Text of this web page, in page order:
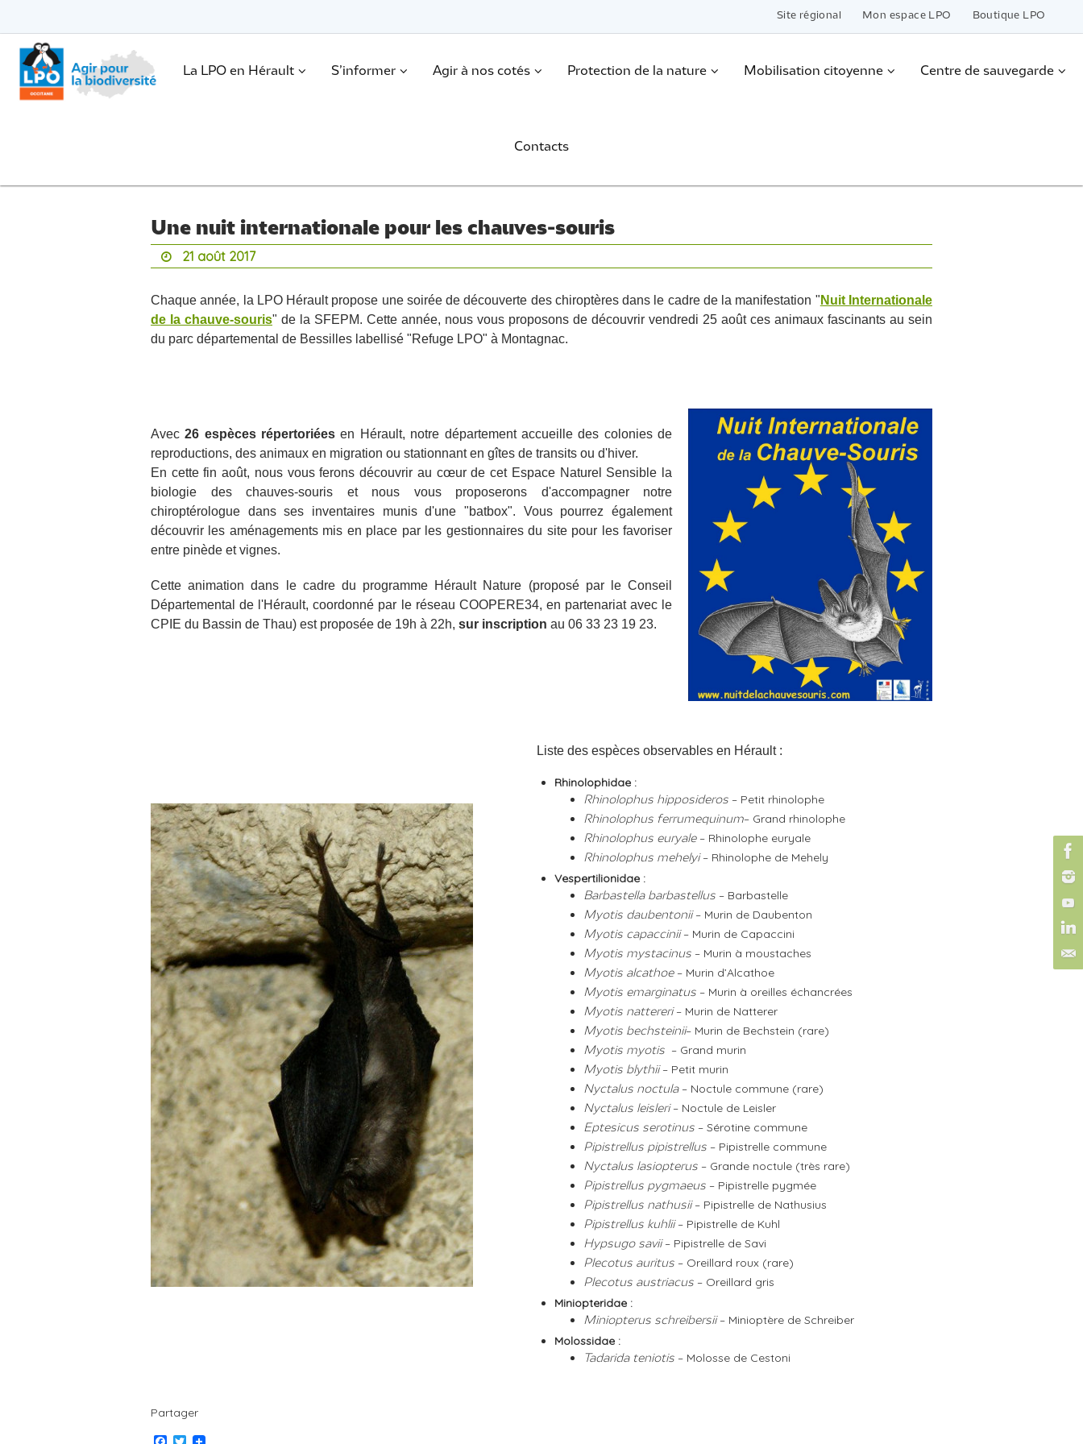
le
contenu
Site régional Mon espace LPO Boutique LPO
Passer
contenu
. La LPO en Hérault S’informer Agir à nos cotés Protection de la nature Mobilisation citoyenne Centre de sauvegarde
Contacts
Une nuit internationale pour les chauves-souris
21 août 2017
Chaque année, la LPO Hérault propose une soirée de découverte des chiroptères dans le cadre de la manifestation " Nuit Internationale
de la chauve-souris" de la SFEPM. Cette année, nous vous proposons de découvrir vendredi 25 août ces animaux fascinants au sein
du parc départemental de Bessilles labellisé "Refuge LPO" à Montagnac.
Avec26 espèces répertoriées en Hérault, notre département accueille des colonies de
reproductions, des animaux en migration ou stationnant en gîtes de transits ou d'hiver.
En cette fin août, nous vous ferons découvrir au cœur de cet Espace Naturel Sensible la
biologie des chauves-souris et nous vous proposerons d'accompagner notre
chiroptérologue dans ses inventaires munis d'une "batbox". Vous pourrez également
découvrir les aménagements mis en place par les gestionnaires du site pour les favoriser
entre pinède et vignes.
Cette animation dans le cadre du programme Hérault Nature (proposé par le Conseil
Départemental de l'Hérault, coordonné par le réseau COOPERE34, en partenariat avec le
CPIE du Bassin de Thau) est proposée de 19h à 22h, sur inscription au 06 33 23 19 23.
Liste des espèces observables en Hérault :
Rhinolophidae :
Rhinolophus hipposideros – Petit rhinolophe
Rhinolophus ferrumequinum– Grand rhinolophe
Rhinolophus euryale – Rhinolophe euryale
Rhinolophus mehelyi – Rhinolophe de Mehely
Vespertilionidae :
Barbastella barbastellus – Barbastelle
Myotis daubentonii – Murin de Daubenton
Myotis capaccinii – Murin de Capaccini
Myotis mystacinus – Murin à moustaches
Myotis alcathoe– Murin d’Alcathoe
Myotis emarginatus – Murin à oreilles échancrées
Myotis nattereri – Murin de Natterer
Myotis bechsteinii– Murin de Bechstein (rare)
Myotis myotis – Grand murin
Myotis blythii– Petit murin
Nyctalus noctula – Noctule commune (rare)
Nyctalus leisleri – Noctule de Leisler
Eptesicus serotinus – Sérotine commune
Pipistrellus pipistrellus – Pipistrelle commune
Nyctalus lasiopterus – Grande noctule (très rare)
Pipistrellus pygmaeus – Pipistrelle pygmée
Pipistrellus nathusii– Pipistrelle de Nathusius
Pipistrellus kuhlii – Pipistrelle de Kuhl
Hypsugo savii– Pipistrelle de Savi
Plecotus auritus – Oreillard roux (rare)
Plecotus austriacus – Oreillard gris
Miniopteridae :
Miniopterus schreibersii– Minioptère de Schreiber
Molossidae :
Tadarida teniotis – Molosse de Cestoni
Partager